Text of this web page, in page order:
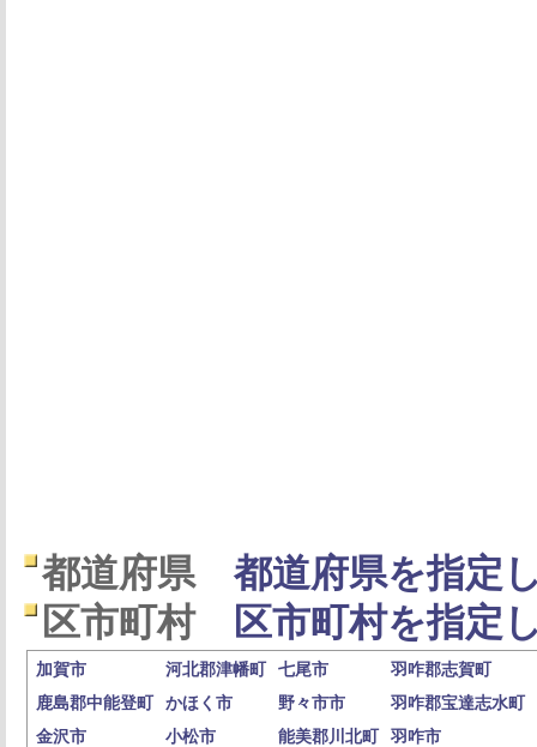
都道府県
都道府県を指定
区市町村
区市町村を指定
加賀市 河北郡津幡町 七尾市
羽咋郡志賀町
鹿島郡中能登町
かほく市 野々市市
羽咋郡宝達志水町
金沢市
小松市 能美郡川北町
羽咋市